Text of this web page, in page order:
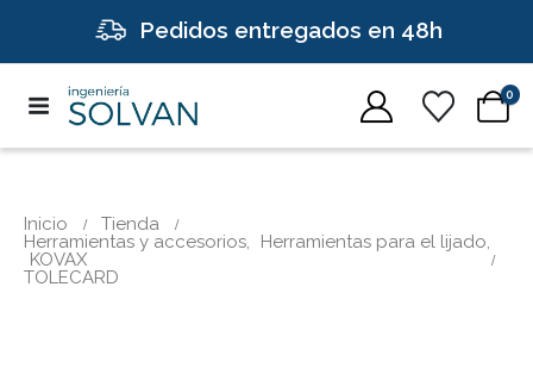
Pedidos entregados en 48h
0
Inicio
Tienda
Herramientas y accesorios, Herramientas para el lijado,
KOVAX
TOLECARD